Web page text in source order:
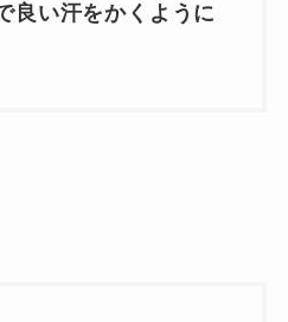
良い汗をかくように